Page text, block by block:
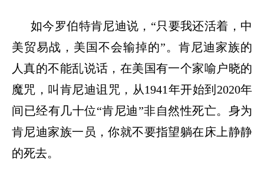
如今罗伯特肯尼迪说， “只要我还活着，中
美贸易战，美国不会输掉的”。肯尼迪家族的
人真的不能乱说话，在美国有一个家喻户晓的
魔咒，叫肯尼迪诅咒，从1941年开始到2020年
间已经有几十位“肯尼迪”非自然性死亡。身为
肯尼迪家族一员，你就不要指望躺在床上静静
的死去。